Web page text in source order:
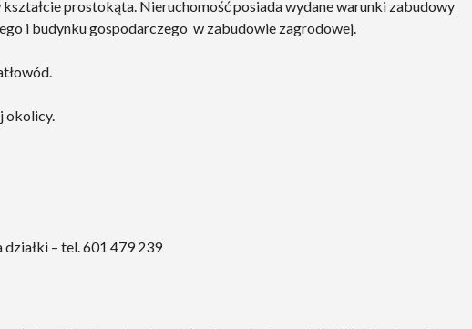
prostokąta. Nieruchomość posiada wydane warunki zabudowy
i budynku gospodarczego w zabudowie zagrodowej.
okolicy.
– tel. 601 479 239